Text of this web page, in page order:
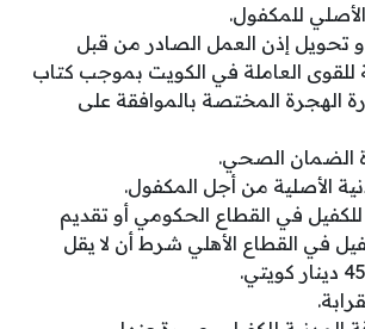
للمكفول.
و تحويل إذن العمل الصادر من قبل
للقوى العاملة في الكويت بموجب كتاب
الهجرة المختصة بالموافقة على
الضمان الصحي.
الأصلية من أجل المكفول.
في القطاع الحكومي أو تقديم
في القطاع الأهلي شرط أن لا يقل